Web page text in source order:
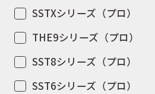
キャンペーン
お問合せ
SSTXシリーズ（プロ）
THE9シリーズ（プロ）
SST8シリーズ（プロ）
SST6シリーズ（プロ）